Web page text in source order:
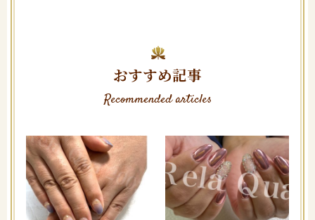
おすすめ記事
Recommended articles